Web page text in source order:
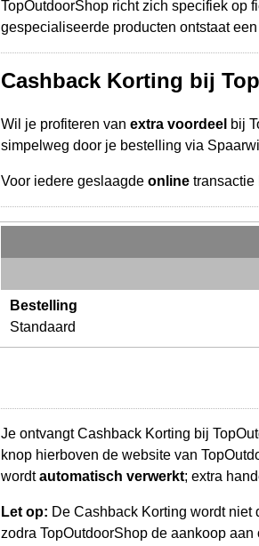
TopOutdoorShop richt zich specifiek op
gespecialiseerde producten ontstaat
Cashback Korting bij
Wil je profiteren van extra voordeel bij
simpelweg door je bestelling via
Voor iedere geslaagde online transactie
Bestelling
Standaard
Je ontvangt Cashback Korting bij
knop hierboven de website van
wordtautomatisch verwerkt; extra
Let op: De Cashback Korting wordt
zodra TopOutdoorShop de aankoop